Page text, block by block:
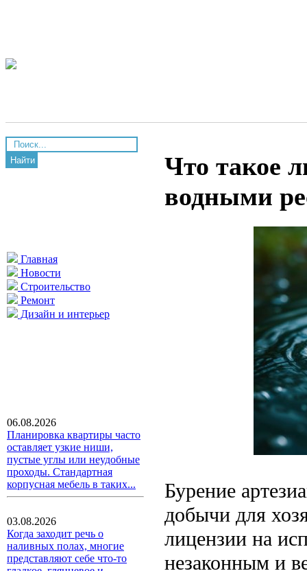
Найти
Главная
Новости
Строительство
Ремонт
Дизайн и интерьер
06.08.2026
Планировка квартиры часто
оставляет узкие ниши,
пустые углы или неудобные
проходы. Стандартная
корпусная мебель в таких...
03.08.2026
Когда заходит речь о
наливных полах, многие
представляют себе что-то
Что такое
водными
Бурение
добычи для
лицензии на
незаконным и